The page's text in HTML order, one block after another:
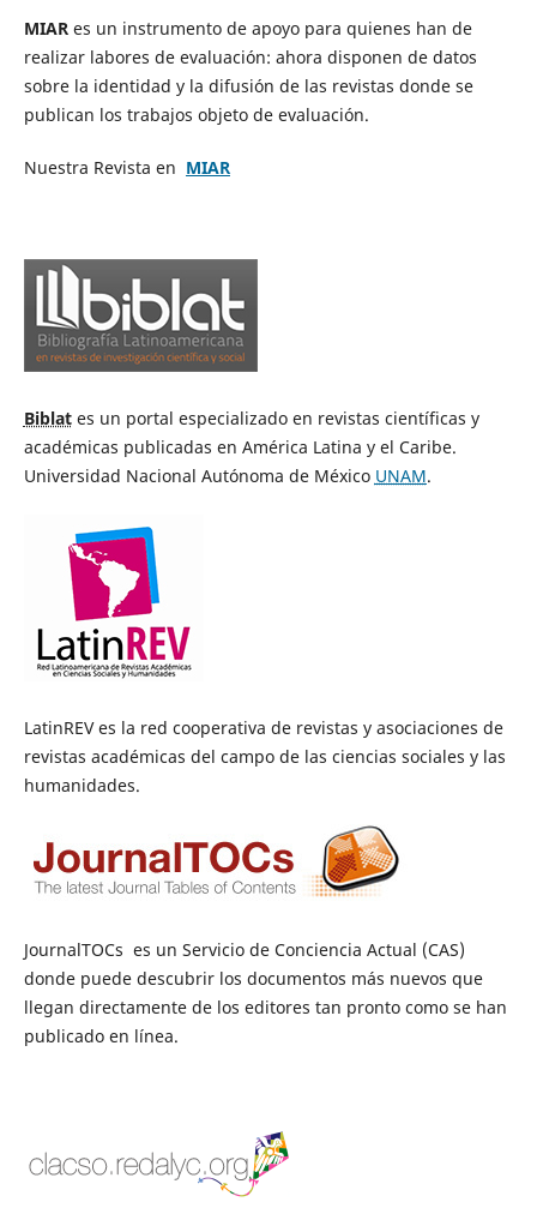
MIARes un instrumento de apoyo para quienes han de
realizar labores de evaluación: ahora disponen de datos
sobre la identidad y la difusión de las revistas donde se
publican los trabajos objeto de evaluación.
Nuestra Revista en MIAR
Biblates un portal especializado en revistas científicas y
académicas publicadas en América Latina y el Caribe.
Universidad Nacional Autónoma de México UNAM.
LatinREV es la red cooperativa de revistas y asociaciones de
revistas académicas del campo de las ciencias sociales y las
humanidades.
JournalTOCs es un Servicio de Conciencia Actual (CAS)
donde puede descubrir los documentos más nuevos que
llegan directamente de los editores tan pronto como se han
publicado en línea.